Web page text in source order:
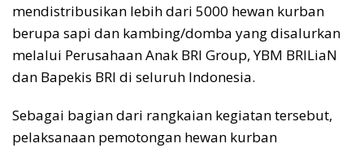
mendistribusikan lebih dari 5000 hewan kurban
berupa sapi dan kambing/domba yang disalurkan
melalui Perusahaan Anak BRI Group, YBM BRILiaN
dan Bapekis BRI di seluruh Indonesia.
Sebagai bagian dari rangkaian kegiatan tersebut,
pelaksanaan pemotongan hewan kurban